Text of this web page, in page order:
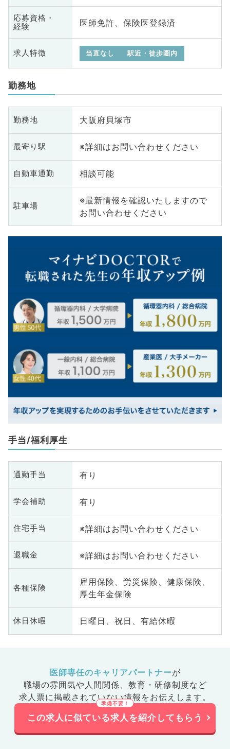
応募資格・
経験
医師免許、保険医登録済
求人特徴 当直なし 駅近・徒歩圏内
勤務地
勤務地 大阪府貝塚市
最寄り駅 ※詳細はお問い合わせください
自動車通勤 相談可能
駐車場
※最新情報を確認いたしますので
お問い合わせください
手当/福利厚生
通勤手当 有り
学会補助 有り
住宅手当 ※詳細はお問い合わせください
退職金 ※詳細はお問い合わせください
各種保険
雇用保険、労災保険、健康保険、
厚生年金保険
休日休暇 日曜日、祝日、有給休暇
医師専任のキャリアパートナーが
職場の雰囲気や人間関係、 教育・研修制度など
求人票に掲載されていない情報をお伝えします。
この求人に似ている求人を紹介してもらう